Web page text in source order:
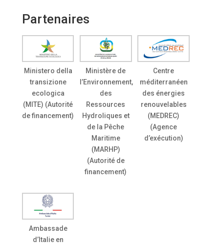
Partenaires
Ministero della
transizione
ecologica
(MITE) (Autorité
de financement)
Ministère de
l’Environnement,
des
Ressources
Hydroliques et
de la Pêche
Maritime
(MARHP)
(Autorité de
financement)
Centre
méditerranéen
des énergies
renouvelables
(MEDREC)
(Agence
d’exécution)
Ambassade
d’Italie en